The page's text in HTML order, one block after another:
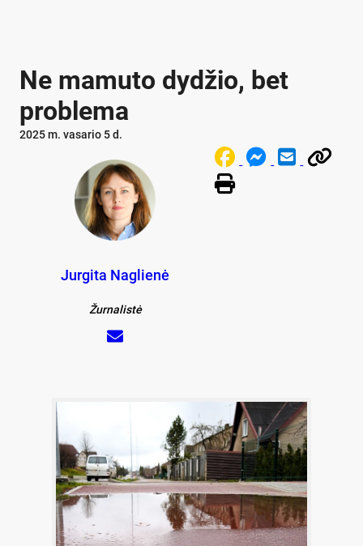
Ne mamuto dydžio, bet
problema
2025 m. vasario 5 d.
Jurgita Naglienė
Žurnalistė